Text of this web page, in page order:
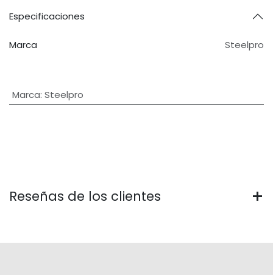
Especificaciones
Marca Steelpro
Marca: Steelpro
Reseñas de los clientes